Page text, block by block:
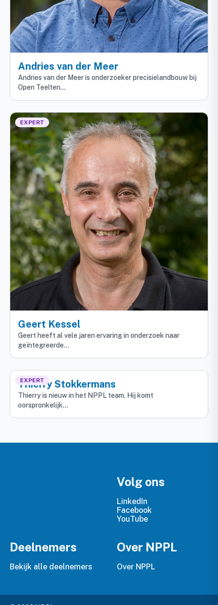
Andries van der Meer
Andries van der Meer is onderzoeker precisielandbouw bij
Open Teelten…
EXPERT
Geert Kessel
Geert heeft al vele jaren ervaring in onderzoek naar
geïntegreerde…
EXPERT
Thierry Stokkermans
Thierry is nieuw in het NPPL team. Hij komt
oorspronkelijk…
Volg ons
LinkedIn
Facebook
YouTube
Deelnemers
Bekijk alle deelnemers
Over NPPL
Over NPPL